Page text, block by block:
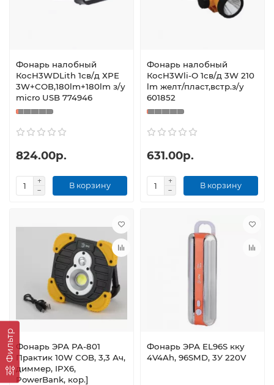
Фильтр
Фонарь налобный
КосH3WDLith 1св/д ХРЕ
3W+СОВ,180lm+180lm з/у
micro USB 774946
824.00р.
В корзину
Фонарь налобный
КосH3Wli-О 1св/д 3W 210
lm желт/пласт,встр.з/у
601852
631.00р.
В корзину
Фонарь ЭРА PA-801
Практик 10W COB, 3,3 Ач,
диммер, IPX6,
PowerBank, кор.]
Фонарь ЭРА EL96S кку
4V4Ah, 96SMD, 3У 220V